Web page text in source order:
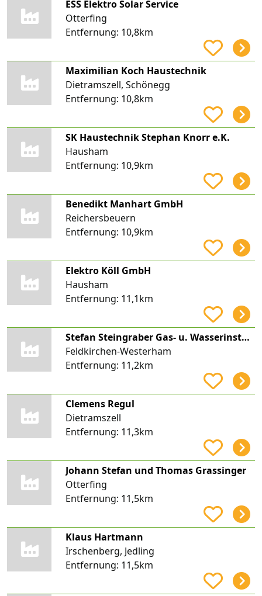
ESS Elektro Solar Service
Otterfing
Entfernung: 10,8km
Maximilian Koch Haustechnik
Dietramszell, Schönegg
Entfernung: 10,8km
SK Haustechnik Stephan Knorr e.K.
Hausham
Entfernung: 10,9km
Benedikt Manhart GmbH
Reichersbeuern
Entfernung: 10,9km
Elektro Köll GmbH
Hausham
Entfernung: 11,1km
Stefan Steingraber Gas- u. Wasserinstallation
Feldkirchen-Westerham
Entfernung: 11,2km
Clemens Regul
Dietramszell
Entfernung: 11,3km
Johann Stefan und Thomas Grassinger
Otterfing
Entfernung: 11,5km
Klaus Hartmann
Irschenberg, Jedling
Entfernung: 11,5km